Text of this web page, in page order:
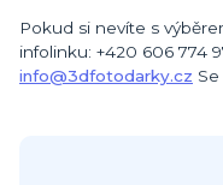
Pokud si nevíte s
infolinku: +420 606 774
info@3dfotodarky.cz